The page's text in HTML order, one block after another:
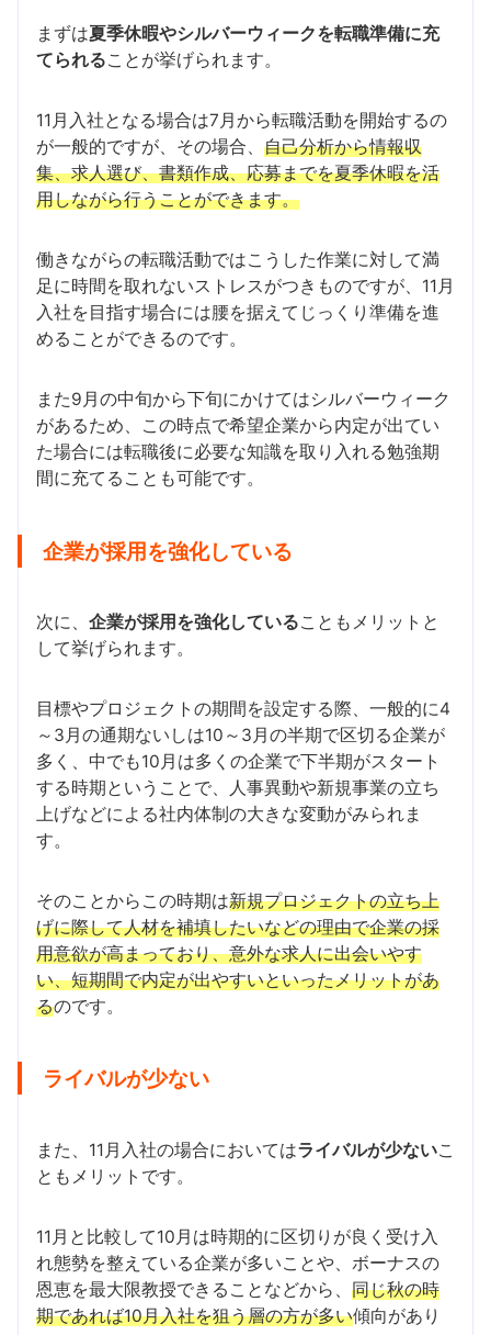
まずは夏季休暇やシルバーウィークを転職準備に充
てられることが挙げられます。
11月入社となる場合は7月から転職活動を開始するの
が一般的ですが、その場合、 自己分析から情報収
集、求人選び、書類作成、応募までを夏季休暇を活
用しながら行うことができます。
働きながらの転職活動ではこうした作業に対して満
足に時間を取れないストレスがつきものですが、11月
入社を目指す場合には腰を据えてじっくり準備を進
めることができるのです。
また9月の中旬から下旬にかけてはシルバーウィーク
があるため、この時点で希望企業から内定が出てい
た場合には転職後に必要な知識を取り入れる勉強期
間に充てることも可能です。
企業が採用を強化している
次に、 企業が採用を強化していることもメリットと
して挙げられます。
目標やプロジェクトの期間を設定する際、一般的に4
～3月の通期ないしは10～3月の半期で区切る企業が
多く、中でも10月は多くの企業で下半期がスタート
する時期ということで、人事異動や新規事業の立ち
上げなどによる社内体制の大きな変動がみられま
す。
そのことからこの時期は新規プロジェクトの立ち上
げに際して人材を補填したいなどの理由で企業の採
用意欲が高まっており、意外な求人に出会いやす
い、短期間で内定が出やすいといったメリットがあ
るのです。
ライバルが少ない
また、11月入社の場合においてはライバルが少ないこ
ともメリットです。
11月と比較して10月は時期的に区切りが良く受け入
れ態勢を整えている企業が多いことや、ボーナスの
恩恵を最大限教授できることなどから、 同じ秋の時
期であれば10月入社を狙う層の方が多い傾向があり